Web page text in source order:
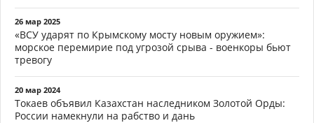
26 мар 2025
«ВСУ ударят по Крымскому мосту новым оружием»:
морское перемирие под угрозой срыва - военкоры бьют
тревогу
20 мар 2024
Токаев объявил Казахстан наследником Золотой Орды:
России намекнули на рабство и дань